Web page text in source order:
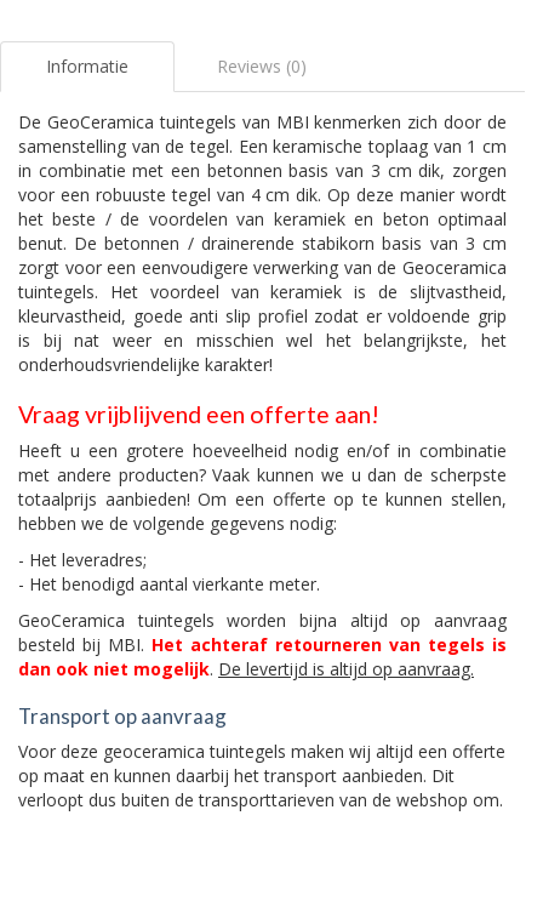
Informatie Reviews (0)
De GeoCeramica tuintegels van MBI kenmerken zich door de
samenstelling van de tegel. Een keramische toplaag van 1 cm
in combinatie met een betonnen basis van 3 cm dik, zorgen
voor een robuuste tegel van 4 cm dik. Op deze manier wordt
het beste / de voordelen van keramiek en beton optimaal
benut. De betonnen / drainerende stabikorn basis van 3 cm
zorgt voor een eenvoudigere verwerking van de Geoceramica
tuintegels. Het voordeel van keramiek is de slijtvastheid,
kleurvastheid, goede anti slip profiel zodat er voldoende grip
is bij nat weer en misschien wel het belangrijkste, het
onderhoudsvriendelijke karakter!
Vraag vrijblijvend een offerte aan!
Heeft u een grotere hoeveelheid nodig en/of in combinatie
met andere producten? Vaak kunnen we u dan de scherpste
totaalprijs aanbieden! Om een offerte op te kunnen stellen,
hebben we de volgende gegevens nodig:
- Het leveradres;
- Het benodigd aantal vierkante meter.
GeoCeramica tuintegels worden bijna altijd op aanvraag
besteld bij MBI. Het achteraf retourneren van tegels is
dan ook niet mogelijk. De levertijd is altijd op aanvraag.
Transport op aanvraag
Voor deze geoceramica tuintegels maken wij altijd een offerte
op maat en kunnen daarbij het transport aanbieden. Dit
verloopt dus buiten de transporttarieven van de webshop om.